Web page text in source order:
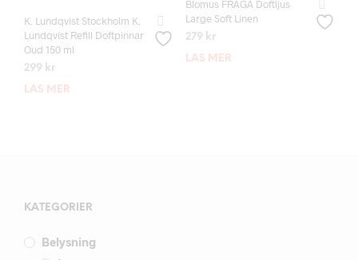
K. Lundqvist Stockholm K.
Lundqvist Refill Doftpinnar
Oud 150 ml
299 kr
LÄS MER
Blomus FRAGA Doftljus
Large Soft Linen
279 kr
LÄS MER
KATEGORIER
Belysning